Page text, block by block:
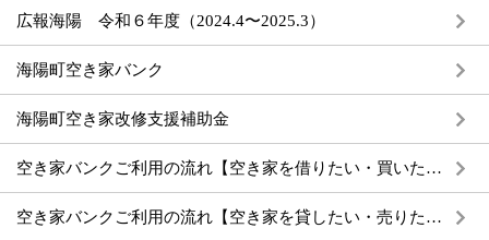
広報海陽 令和６年度（2024.4〜2025.3）
海陽町空き家バンク
海陽町空き家改修支援補助金
空き家バンクご利用の流れ【空き家を借りたい・買いたい方（利用希望者）】
空き家バンクご利用の流れ【空き家を貸したい・売りたい方（所有者）】